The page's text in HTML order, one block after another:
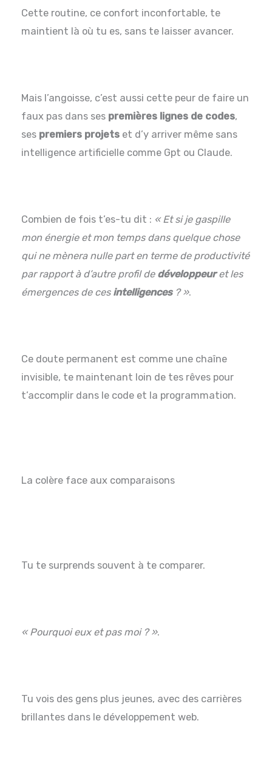
Cette routine, ce confort inconfortable, te
maintient là où tu es, sans te laisser avancer.
Mais l’angoisse, c’est aussi cette peur de faire un
faux pas dans ses premières lignes de codes,
ses premiers projets et d’y arriver même sans
intelligence artificielle comme Gpt ou Claude.
Combien de fois t’es-tu dit : « Et si je gaspille
mon énergie et mon temps dans quelque chose
qui ne mènera nulle part en terme de productivité
par rapport à d’autre profil de développeuret les
émergences de ces intelligences? ».
Ce doute permanent est comme une chaîne
invisible, te maintenant loin de tes rêves pour
t’accomplir dans le code et la programmation.
La colère face aux comparaisons
Tu te surprends souvent à te comparer.
« Pourquoi eux et pas moi ? ».
Tu vois des gens plus jeunes, avec des carrières
brillantes dans le développement web.